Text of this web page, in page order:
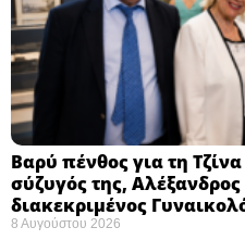
Βαρύ πένθος για τη
σύζυγός της,
διακεκριμένος
8 Αυγούστου 2026